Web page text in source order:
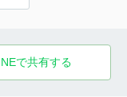
で共有する